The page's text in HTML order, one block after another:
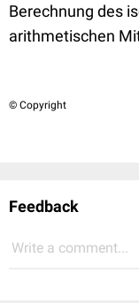
Berechnung des
arithmetischen
© Copyright
Feedback
Write a comment...